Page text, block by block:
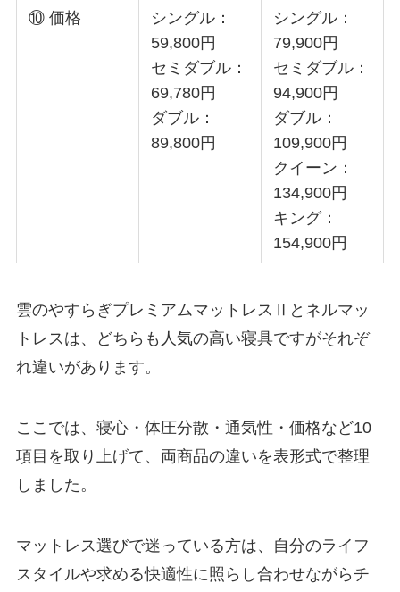
⑩ 価格
シングル：
59,800円
セミダブル：
69,780円
ダブル：
89,800円
シングル：
79,900円
セミダブル：
94,900円
ダブル：
109,900円
クイーン：
134,900円
キング：
154,900円
雲のやすらぎプレミアムマットレスⅡとネルマッ
トレスは、どちらも人気の高い寝具ですがそれぞ
れ違いがあります。
ここでは、寝心・体圧分散・通気性・価格など10
項目を取り上げて、両商品の違いを表形式で整理
しました。
マットレス選びで迷っている方は、自分のライフ
スタイルや求める快適性に照らし合わせながらチ